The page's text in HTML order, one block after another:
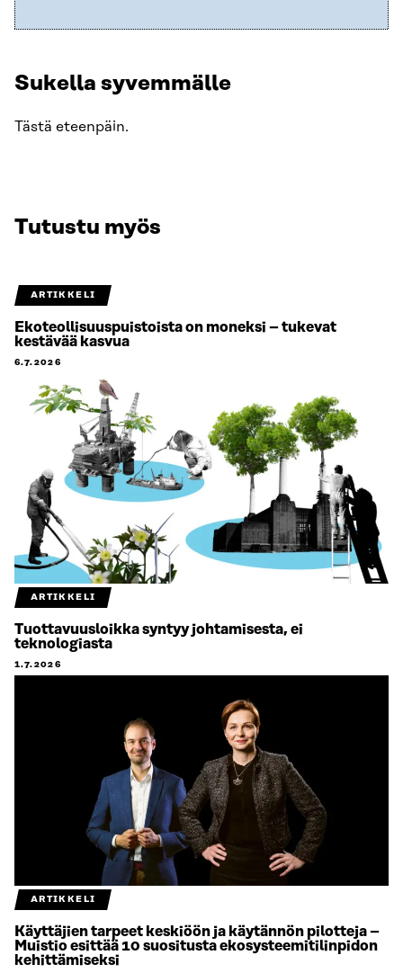
Sukella syvemmälle
Tästä eteenpäin.
Tutustu myös
ARTIKKELI
Ekoteollisuuspuistoista on moneksi – tukevat
kestävää kasvua
6.7.2026
ARTIKKELI
Tuottavuusloikka syntyy johtamisesta, ei
teknologiasta
1.7.2026
ARTIKKELI
Käyttäjien tarpeet keskiöön ja käytännön pilotteja –
Muistio esittää 10 suositusta ekosysteemitilinpidon
kehittämiseksi